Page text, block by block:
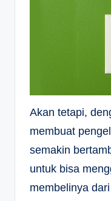
Akan tetapi,
membuat
semakin
untuk bisa
membelinya